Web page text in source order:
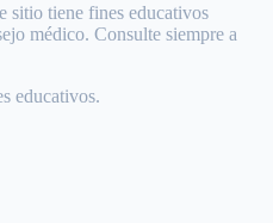
sitio tiene fines educativos
médico. Consulte siempre a
educativos.